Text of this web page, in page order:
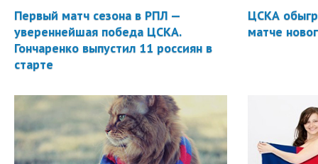
Первый матч сезона в РПЛ —
увереннейшая победа ЦСКА.
Гончаренко выпустил 11 россиян в
старте
ЦСКА
матче